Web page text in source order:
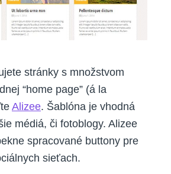
stránky s množstvom
“home page” (á la
Alizee. Šablóna je vhodná
médiá, či fotoblogy. Alizee
spracované buttony pre
sieťach.